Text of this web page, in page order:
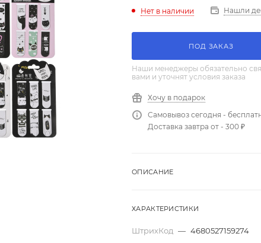
Нет в наличии Нашли
ПОД ЗАКАЗ
Наши менеджеры обязательно
вами и уточнят условия заказа
Хочу в подарок
Самовывоз сегодня -
Доставка завтра от - 300 ₽
ОПИСАНИЕ
ХАРАКТЕРИСТИКИ
ШтрихКод — 4680527159274